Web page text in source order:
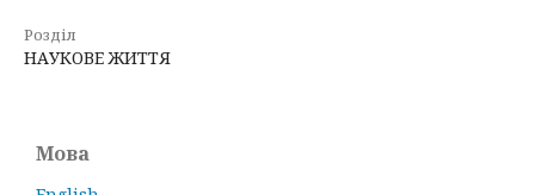
Розділ
НАУКОВЕ ЖИТТЯ
Мова